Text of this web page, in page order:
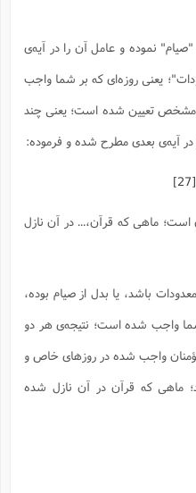
بقره امر به "صیام" نموده و عامل آن را در آیه‌ی
یعنی روزه‌ای که بر شما واجب
تعیین شده است؛ یعنی چند
آیه‌ی بعدی مطرح شده و فرموده:
ماهى که قرآن،... در آن نازل
باشد، یا بدل از صیام بوده،
واجب شده است؛ نتیجه‌ی هر دو
واجب شده در روزهای خاص و
که قرآن در آن نازل شده